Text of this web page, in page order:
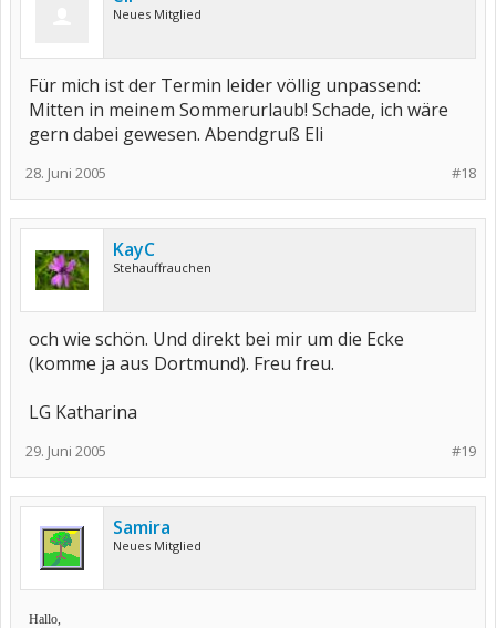
Neues Mitglied
Für mich ist der Termin leider völlig unpassend:
Mitten in meinem Sommerurlaub! Schade, ich wäre
gern dabei gewesen. Abendgruß Eli
#18
28. Juni 2005
KayC
Stehauffrauchen
och wie schön. Und direkt bei mir um die Ecke
(komme ja aus Dortmund). Freu freu.
LG Katharina
#19
29. Juni 2005
Samira
Neues Mitglied
Hallo,